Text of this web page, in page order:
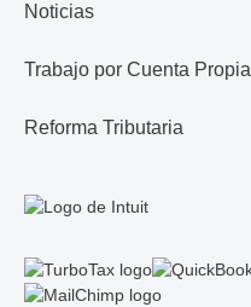
Ingresos de Negocio
Ahorros
Calculadora de Impuestos
Noticias
Lo Último en Impuestos
Noticias TurboTax
Trabajo por Cuenta Propia
1099 MISC/K
Gastos
Reforma Tributaria